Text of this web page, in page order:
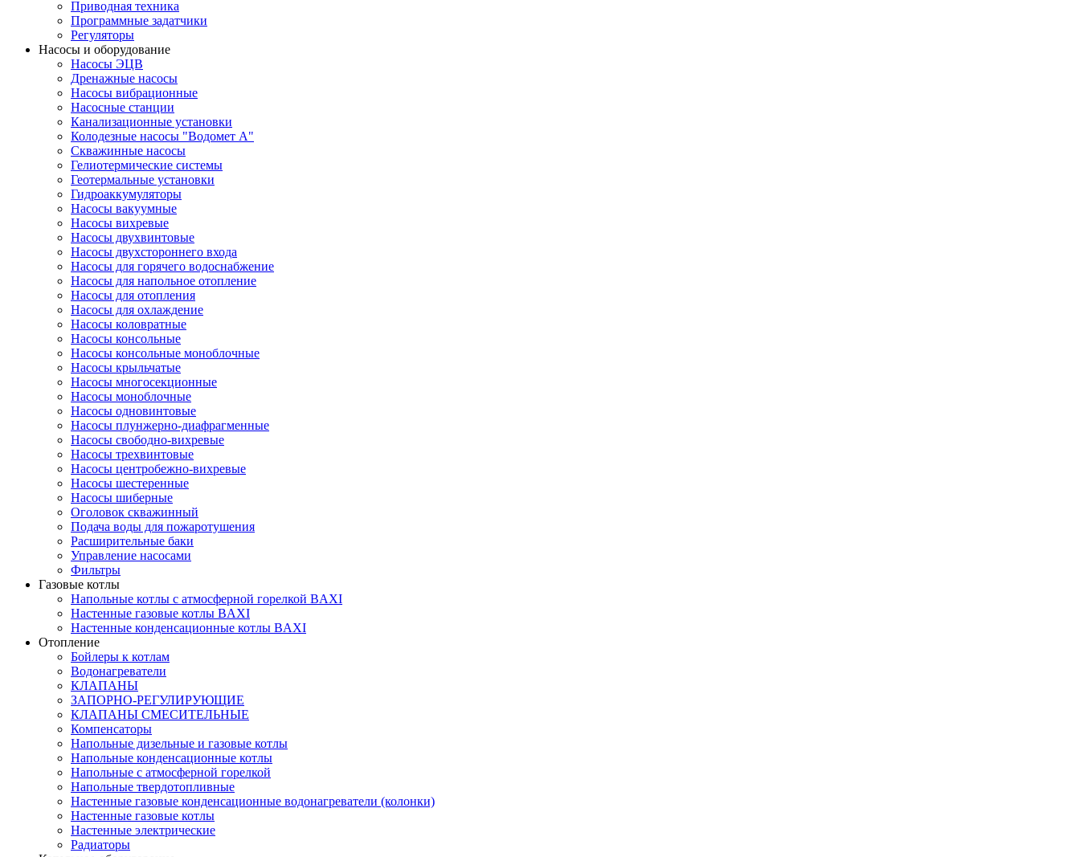
Приводная техника
Программные задатчики
Регуляторы
Насосы и оборудование
Насосы ЭЦВ
Дренажные насосы
Насосы вибрационные
Насосные станции
Канализационные установки
Колодезные насосы "Водомет А"
Скважинные насосы
Гелиотермические системы
Геотермальные установки
Гидроаккумуляторы
Насосы вакуумные
Насосы вихревые
Насосы двухвинтовые
Насосы двухстороннего входа
Насосы для горячего водоснабжение
Насосы для напольное отопление
Насосы для отопления
Насосы для охлаждение
Насосы коловратные
Насосы консольные
Насосы консольные моноблочные
Насосы крыльчатые
Насосы многосекционные
Насосы моноблочные
Насосы одновинтовые
Насосы плунжерно-диафрагменные
Насосы свободно-вихревые
Насосы трехвинтовые
Насосы центробежно-вихревые
Насосы шестеренные
Насосы шиберные
Оголовок скважинный
Подача воды для пожаротушения
Расширительные баки
Управление насосами
Фильтры
Газовые котлы
Напольные котлы с атмосферной горелкой BAXI
Настенные газовые котлы BAXI
Настенные конденсационные котлы BAXI
Отопление
Бойлеры к котлам
Водонагреватели
КЛАПАНЫ
ЗАПОРНО-РЕГУЛИРУЮЩИЕ
КЛАПАНЫ СМЕСИТЕЛЬНЫЕ
Компенсаторы
Напольные дизельные и газовые котлы
Напольные конденсационные котлы
Напольные с атмосферной горелкой
Напольные твердотопливные
Настенные газовые конденсационные водонагреватели (колонки)
Настенные газовые котлы
Настенные электрические
Радиаторы